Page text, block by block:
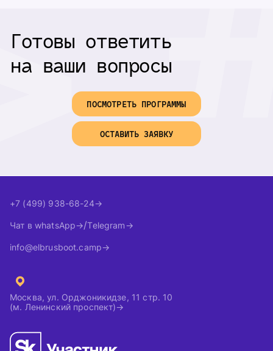
Готовы ответить
на ваши вопросы
ОСТАВИТЬ ЗАЯВКУ
ПОСМОТРЕТЬ ПРОГРАММЫ
+7 (499) 938-68-24
Чат в whatsApp Telegram
info@elbrusboot.camp
Москва, ул. Орджоникидзе, 11 стр. 10
(м. Ленинский проспект)